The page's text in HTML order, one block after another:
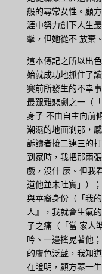
般的尋常女性。顧
涯中努力創下人生
擊，但她從不 放棄。
這本傳記之所以出
始就成功地抓住了
賽前所發生的不幸
最艱難悲劇之一（
身子 不由自主向前
潮濕的地面剎那，
訴讀者接二連三的
到家時，我把那兩
戲，沒什 麼。但我
道他並未吐實」）
與華裔身份（「我
人』，我就會生氣
子之痛（「當 家人
吟、一邊搖晃著他
的膚色泛藍，我知
在證明，顧方蓁一